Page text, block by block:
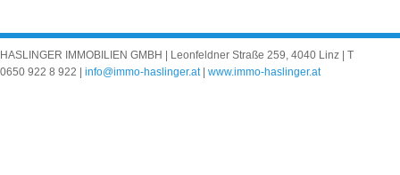
HASLINGER IMMOBILIEN GMBH | Leonfeldner Straße 259, 4040 Linz | T
0650 922 8 922 | info@immo-haslinger.at | www.immo-haslinger.at